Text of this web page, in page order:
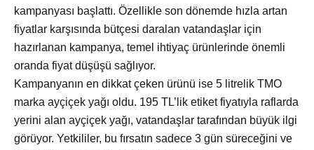
kampanyası başlattı. Özellikle son dönemde hızla artan
fiyatlar karşısında bütçesi daralan vatandaşlar için
hazırlanan kampanya, temel ihtiyaç ürünlerinde önemli
oranda fiyat düşüşü sağlıyor.
Kampanyanın en dikkat çeken ürünü ise 5 litrelik TMO
marka ayçiçek yağı oldu. 195 TL’lik etiket fiyatıyla raflarda
yerini alan ayçiçek yağı, vatandaşlar tarafından büyük ilgi
görüyor. Yetkililer, bu fırsatın sadece 3 gün süreceğini ve